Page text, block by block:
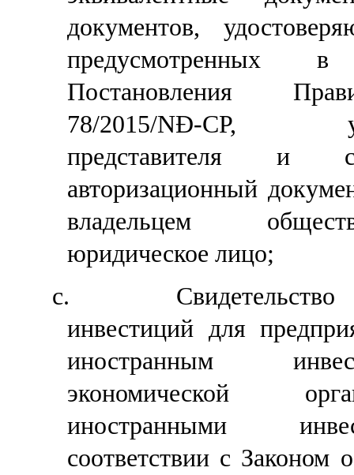
документов,
предусмотренных
Постановления
78/2015/NĐ-CP,
представителя и
авторизационный
владельцем
юридическое лицо;
c.
инвестиций для
иностранным
экономической
иностранными
соответствии с Законом